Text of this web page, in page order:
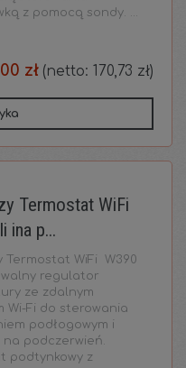
z pomocą sondy. ...
zł (netto: 170,73 zł)
Termostat WiFi
ina p...
Termostat WiFi W390
regulator
ze zdalnym
Wi-Fi do sterowania
podłogowym i
na podczerwień.
podtynkowy z